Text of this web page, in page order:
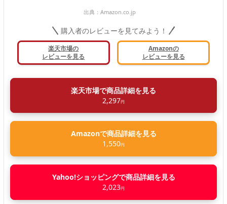
出典： Amazon.co.jp
購入者のレビューを見てみよう！
楽天市場の
レビューを見る
Amazonの
レビューを見る
楽天市場で商品詳細を見る
2,297円
Amazonで商品詳細を見る
1,550円
Yahoo!ショッピングで商品詳細を見る
2,023円